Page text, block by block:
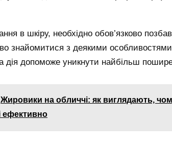
в шкіру, необхідно обов’язково
знайомитися з деякими
дія допоможе уникнути найбільш
Жировики на обличчі: як виглядають,
ефективно